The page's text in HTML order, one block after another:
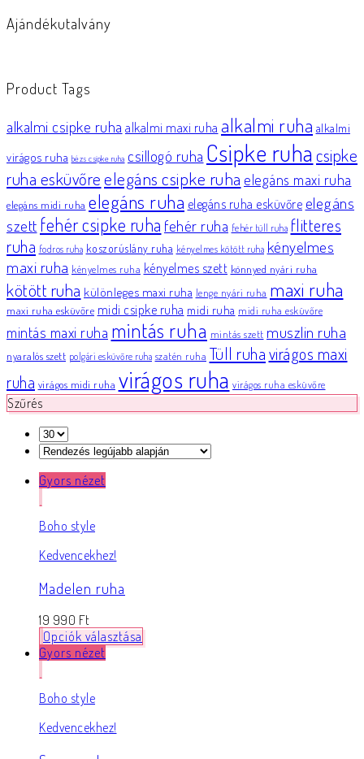
Ajándékutalvány
Product Tags
alkalmi csipke ruha alkalmi maxi ruha alkalmi ruha alkalmi
virágos ruha bézs csipke ruha csillogó ruha Csipke ruhacsipke
ruha esküvőreelegáns csipke ruha elegáns maxi ruha
elegáns midi ruha elegáns ruha elegáns ruha esküvőre elegáns
szett fehér csipke ruha fehér ruha fehér tüll ruha flitteres
ruha fodros ruha koszorúslány ruha kényelmes kötött ruha kényelmes
maxi ruha kényelmes ruha kényelmes szett könnyed nyári ruha
kötött ruha különleges maxi ruha lenge nyári ruha maxi ruha
maxi ruha esküvőre midi csipke ruha midi ruha midi ruha esküvőre
mintás maxi ruha mintás ruha mintás szett muszlin ruha
nyaralós szett polgári esküvőre ruha szatén ruha Tüll ruhavirágos maxi
ruha virágos midi ruha virágos ruha virágos ruha esküvőre
Szűrés
Gyors nézet
Boho style
Kedvencekhez!
Madelen ruha
19 990 Ft
Opciók választása
Gyors nézet
Boho style
Kedvencekhez!